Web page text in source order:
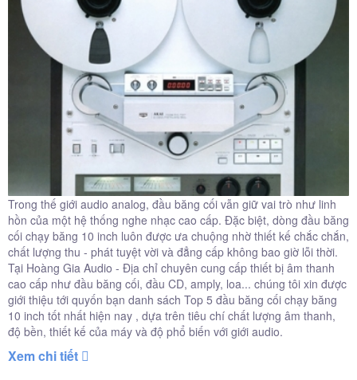
Trong thế giới audio analog, đầu băng cối vẫn giữ vai trò như linh
hồn của một hệ thống nghe nhạc cao cấp. Đặc biệt, dòng đầu băng
cối chạy băng 10 inch luôn được ưa chuộng nhờ thiết kế chắc chắn,
chất lượng thu - phát tuyệt vời và đẳng cấp không bao giờ lỗi thời.
Tại Hoàng Gia Audio - Địa chỉ chuyên cung cấp thiết bị âm thanh
cao cấp như đầu băng cối, đầu CD, amply, loa... chúng tôi xin được
giới thiệu tới quyốn bạn danh sách Top 5 đầu băng cối chạy băng
10 inch tốt nhất hiện nay , dựa trên tiêu chí chất lượng âm thanh,
độ bền, thiết kế của máy và độ phổ biến với giới audio.
Xem chi tiết